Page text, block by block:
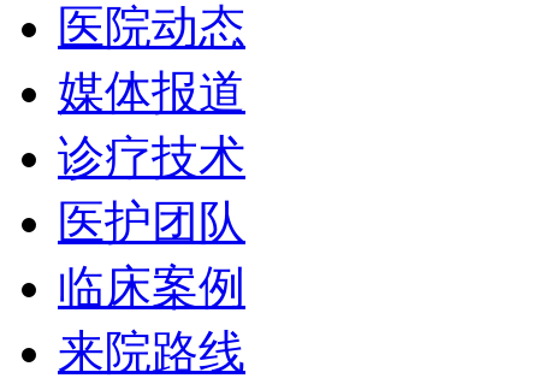
医院动态
媒体报道
诊疗技术
医护团队
临床案例
来院路线